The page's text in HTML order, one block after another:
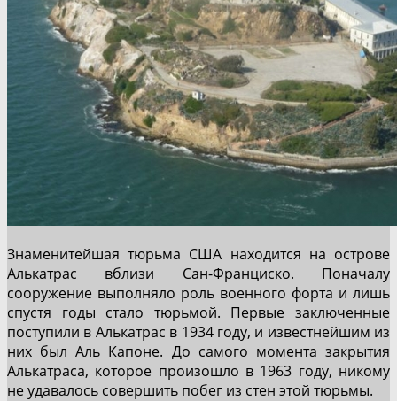
Знаменитейшая тюрьма США находится на острове
Алькатрас вблизи Сан-Франциско. Поначалу
сооружение выполняло роль военного форта и лишь
спустя годы стало тюрьмой. Первые заключенные
поступили в Алькатрас в 1934 году, и известнейшим из
них был Аль Капоне. До самого момента закрытия
Алькатраса, которое произошло в 1963 году, никому
не удавалось совершить побег из стен этой тюрьмы.